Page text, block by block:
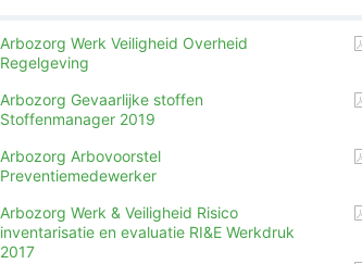
Arbozorg Werk Veiligheid Overheid
Regelgeving
Arbozorg Gevaarlijke stoffen
Stoffenmanager 2019
Arbozorg Arbovoorstel
Preventiemedewerker
Arbozorg Werk & Veiligheid Risico
inventarisatie en evaluatie RI&E Werkdruk
2017